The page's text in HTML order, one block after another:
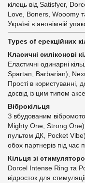
кілець від Satisfyer,
Love, Boners, Wooomy
Україні в анонімній
Types of ерекційних
Класичні силіконові
Еластичні одинарні
Spartan, Barbarian),
Прості в користуванні,
досвід із цим типом
Віброкільця
З вбудованим
Mighty One, Strong
пультом ДК, Pocket
обох партнерів під час
Кільця зі
Dorcel Intense Ring та
відросток для